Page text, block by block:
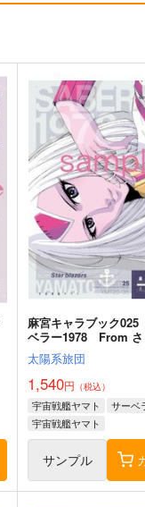
モモタロウ メモ帳
ぱんmog☆王国
専売 629 （税込）
その他
ザ・モモタロウ
ザ・グレート・ベンケー
サンプル
麻宮キャラブック025
ベラー1978 From さ
宙戦艦ヤマト」
太陽系旅団
1,540円 （税込）
宇宙戦艦ヤマト
サーベ
宇宙戦艦ヤマト
サンプル